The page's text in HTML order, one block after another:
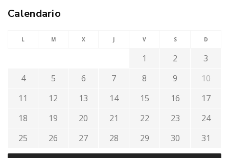
Calendario
L M X J V S D
1 2
3
4
5 6 7 8 9
10
11
12 13 14 15 16
17
18
19 20 21 22 23
24
25
26 27 28 29 30 31